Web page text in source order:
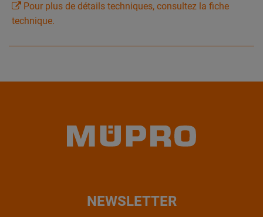
Pour plus de détails techniques, consultez la fiche
technique.
NEWSLETTER